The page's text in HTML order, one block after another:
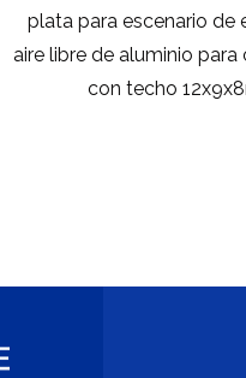
plata para escenario de
aire libre de aluminio para
con techo